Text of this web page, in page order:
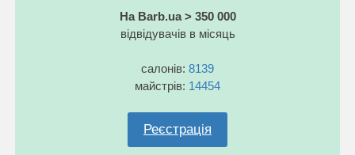
На Barb.ua > 350 000
відвідувачів в місяць
салонів: 8139
майстрів: 14454
Реєстрація